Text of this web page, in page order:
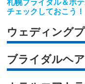
札幌ブライダル＆ホ
チェックしておこう！
ウェディング
ブライダルヘ